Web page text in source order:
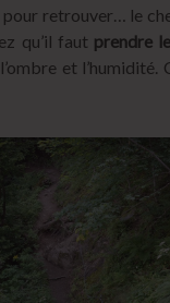
retrouver… le
qu’il faut prendre
et